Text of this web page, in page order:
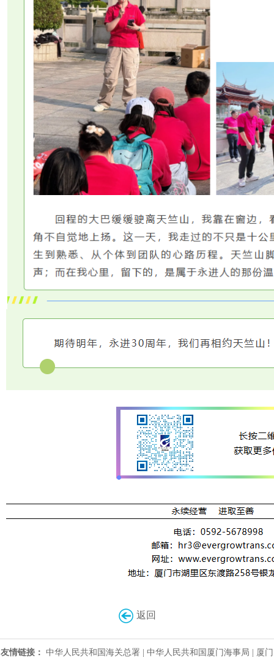
返回
友情链接： 中华人民共和国海关总署 中华人民共和国厦门海事局 厦门